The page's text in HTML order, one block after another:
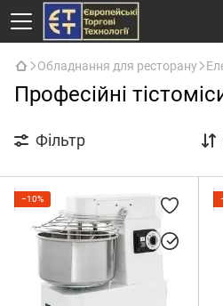
Обладнання для ресторану
Професійні
Фільтр
−10%